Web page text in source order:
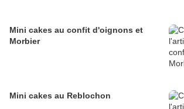
Mini cakes au confit d'oignons et
Morbier
Mini cakes au Reblochon